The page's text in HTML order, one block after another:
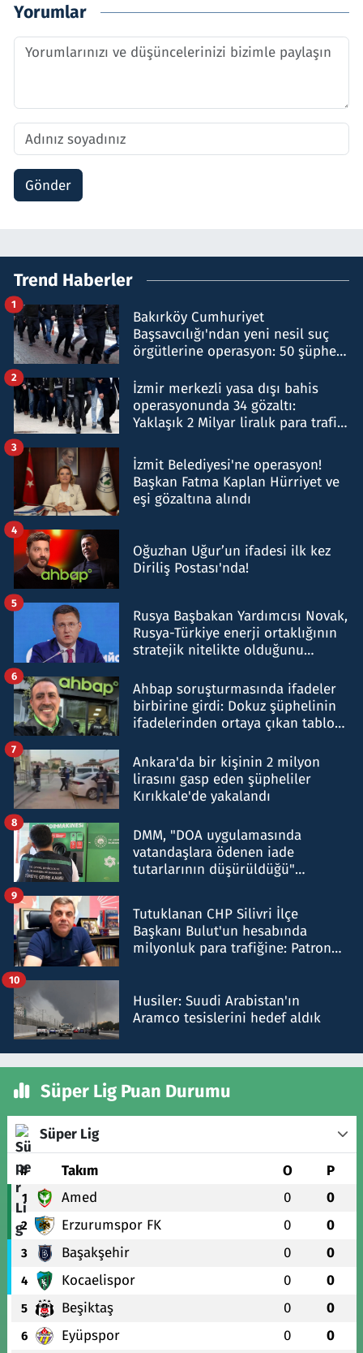
Yorumlar
Gönder
Trend Haberler
Bakırköy Cumhuriyet
Başsavcılığı'ndan yeni nesil suç
örgütlerine operasyon: 50 şüpheli
1
İzmir merkezli yasa dışı bahis
operasyonunda 34 gözaltı:
Yaklaşık 2 Milyar liralık para trafiği
2
İzmit Belediyesi'ne operasyon!
Başkan Fatma Kaplan Hürriyet ve
eşi gözaltına alındı
3
Oğuzhan Uğur’un ifadesi ilk kez
Diriliş Postası'nda!
4
Rusya Başbakan Yardımcısı Novak,
Rusya-Türkiye enerji ortaklığının
stratejik nitelikte olduğunu
5
Ahbap soruşturmasında ifadeler
birbirine girdi: Dokuz şüphelinin
ifadelerinden ortaya çıkan tablo
6
Ankara'da bir kişinin 2 milyon
lirasını gasp eden şüpheliler
Kırıkkale'de yakalandı
7
DMM, "DOA uygulamasında
vatandaşlara ödenen iade
tutarlarının düşürüldüğü"
8
Tutuklanan CHP Silivri İlçe
Başkanı Bulut'un hesabında
milyonluk para trafiğine: Patron
9
Husiler: Suudi Arabistan'ın
Aramco tesislerini hedef aldık
10
Süper Lig Puan Durumu
Süper Lig
# Takım O P
1 Amed 0 0
2 Erzurumspor FK 0 0
3 Başakşehir 0 0
4 Kocaelispor 0 0
5 Beşiktaş 0 0
6 Eyüpspor 0 0